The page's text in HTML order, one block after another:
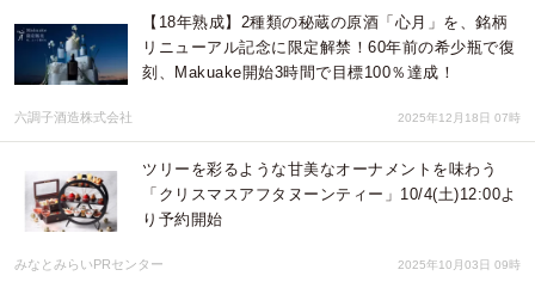
【18年熟成】2種類の秘蔵の原酒「心月」を、銘柄
リニューアル記念に限定解禁！60年前の希少瓶で復
刻、Makuake開始3時間で目標100％達成！
六調子酒造株式会社 2025年12月18日 07時
ツリーを彩るような甘美なオーナメントを味わう
「クリスマスアフタヌーンティー」10/4(土)12:00よ
り予約開始
みなとみらいPRセンター 2025年10月03日 09時